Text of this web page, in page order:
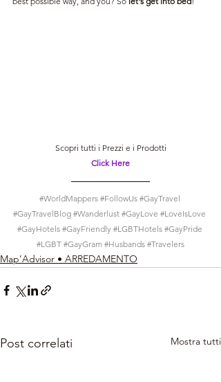
Scopri tutti i Prezzi e i Prodotti
Click Here
#WorldMappers #FollowUs #GayTravel
#GayTravelBlog #Wanderlust #GayLove #LoveIsLove
#GayHotels #GayFriendly #LGBTHotels #GayPride
#LGBT #GayGram #Husbands #Travelers
Map’Advisor • ARREDAMENTO
Post correlati Mostra tutti